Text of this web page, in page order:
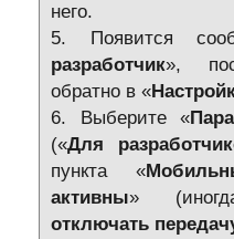
него.
5. Появится
разработчик»,
обратно в «
6. Выберите «
(«Для
пункта «
активны»
отключать